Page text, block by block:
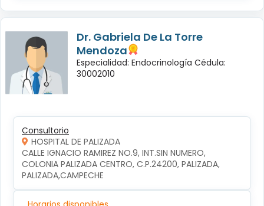
Dr. Gabriela De La Torre
Mendoza
Especialidad: Endocrinología Cédula:
30002010
Consultorio
HOSPITAL DE PALIZADA
CALLE IGNACIO RAMIREZ NO.9, INT.SIN NUMERO,
COLONIA PALIZADA CENTRO, C.P.24200, PALIZADA,
PALIZADA,CAMPECHE